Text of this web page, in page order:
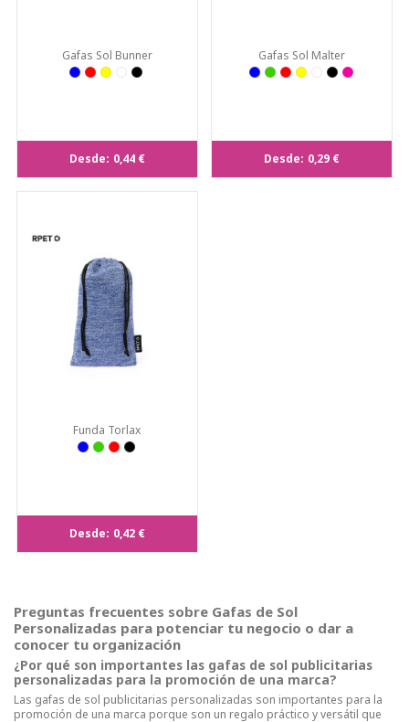
Gafas Sol Bunner
Desde: 0,44 €
Gafas Sol Malter
Desde: 0,29 €
Funda Torlax
Desde: 0,42 €
Preguntas frecuentes sobre Gafas de Sol
Personalizadas para potenciar tu negocio o dar a
conocer tu organización
¿Por qué son importantes las gafas de sol publicitarias
personalizadas para la promoción de una marca?
Las gafas de sol publicitarias personalizadas son importantes para la
promoción de una marca porque son un regalo práctico y versátil que